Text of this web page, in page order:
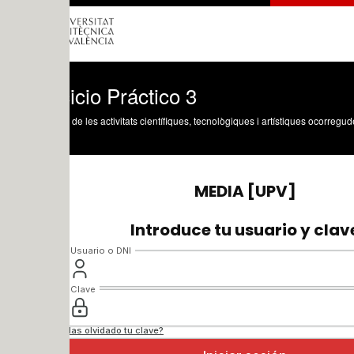
Práctico 3
les activitats científiques, tecnològiques i artístiques ocorregudes en els tres